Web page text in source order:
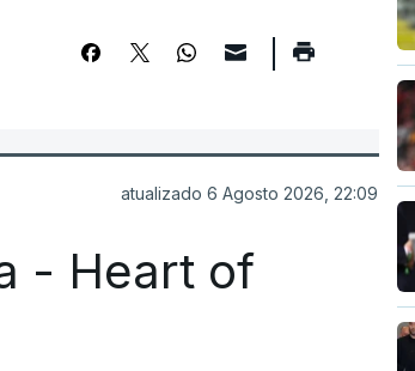
atualizado 6 Agosto 2026, 22:09
- Heart of